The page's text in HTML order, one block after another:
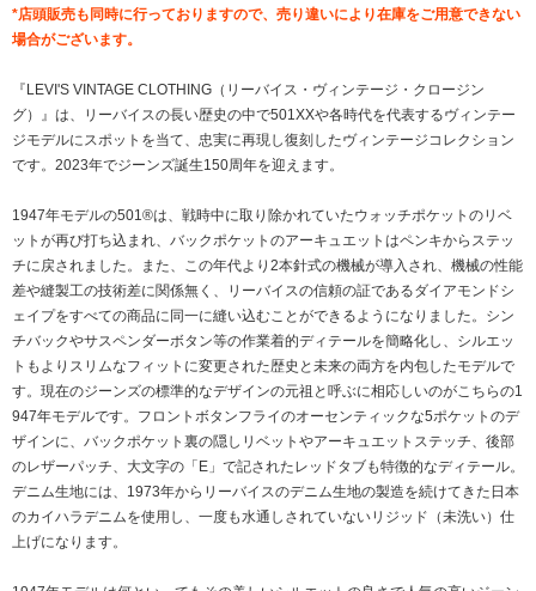
*店頭販売も同時に行っておりますので、売り違いにより在庫をご用意できない
場合がございます。
『LEVI'S VINTAGE CLOTHING（リーバイス・ヴィンテージ・クロージン
グ）』は、リーバイスの長い歴史の中で501XXや各時代を代表するヴィンテー
ジモデルにスポットを当て、忠実に再現し復刻したヴィンテージコレクション
です。2023年でジーンズ誕生150周年を迎えます。
1947年モデルの501®は、戦時中に取り除かれていたウォッチポケットのリベ
ットが再び打ち込まれ、バックポケットのアーキュエットはペンキからステッ
チに戻されました。また、この年代より2本針式の機械が導入され、機械の性能
差や縫製工の技術差に関係無く、リーバイスの信頼の証であるダイアモンドシ
ェイプをすべての商品に同一に縫い込むことができるようになりました。シン
チバックやサスペンダーボタン等の作業着的ディテールを簡略化し、シルエッ
トもよりスリムなフィットに変更された歴史と未来の両方を内包したモデルで
す。現在のジーンズの標準的なデザインの元祖と呼ぶに相応しいのがこちらの1
947年モデルです。フロントボタンフライのオーセンティックな5ポケットのデ
ザインに、バックポケット裏の隠しリベットやアーキュエットステッチ、後部
のレザーパッチ、大文字の「E」で記されたレッドタブも特徴的なディテール。
デニム生地には、1973年からリーバイスのデニム生地の製造を続けてきた日本
のカイハラデニムを使用し、一度も水通しされていないリジッド（未洗い）仕
上げになります。